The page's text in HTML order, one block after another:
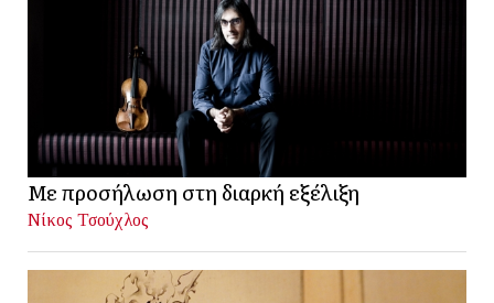
Με προσήλωση στη διαρκή εξέλιξη
Νίκος Τσούχλος